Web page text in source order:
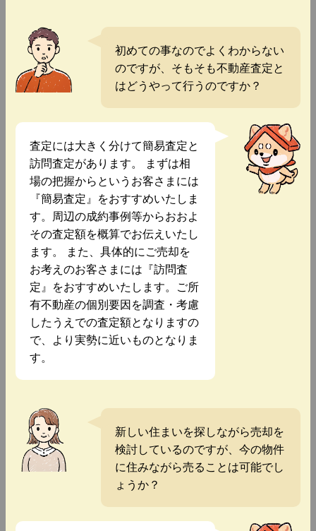
初めての事なのでよくわからない
のですが、そもそも不動産査定と
はどうやって行うのですか？
査定には大きく分けて簡易査定と
訪問査定があります。 まずは相
場の把握からというお客さまには
『簡易査定』をおすすめいたしま
す。周辺の成約事例等からおおよ
その査定額を概算でお伝えいたし
ます。 また、具体的にご売却を
お考えのお客さまには『訪問査
定』をおすすめいたします。ご所
有不動産の個別要因を調査・考慮
したうえでの査定額となりますの
で、より実勢に近いものとなりま
す。
新しい住まいを探しながら売却を
検討しているのですが、今の物件
に住みながら売ることは可能でし
ょうか？